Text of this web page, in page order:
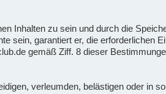
Inhalten zu sein und durch die
sein, garantiert er, die erforderlichen
gemäß Ziff. 8 dieser
verleumden, belästigen oder in